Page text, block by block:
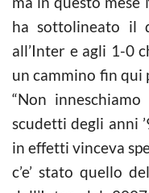
ha sottolineato il
all’Inter e agli 1-0
un cammino fin qui
“Non
scudetti degli anni
in effetti vinceva
c’e’ stato quello